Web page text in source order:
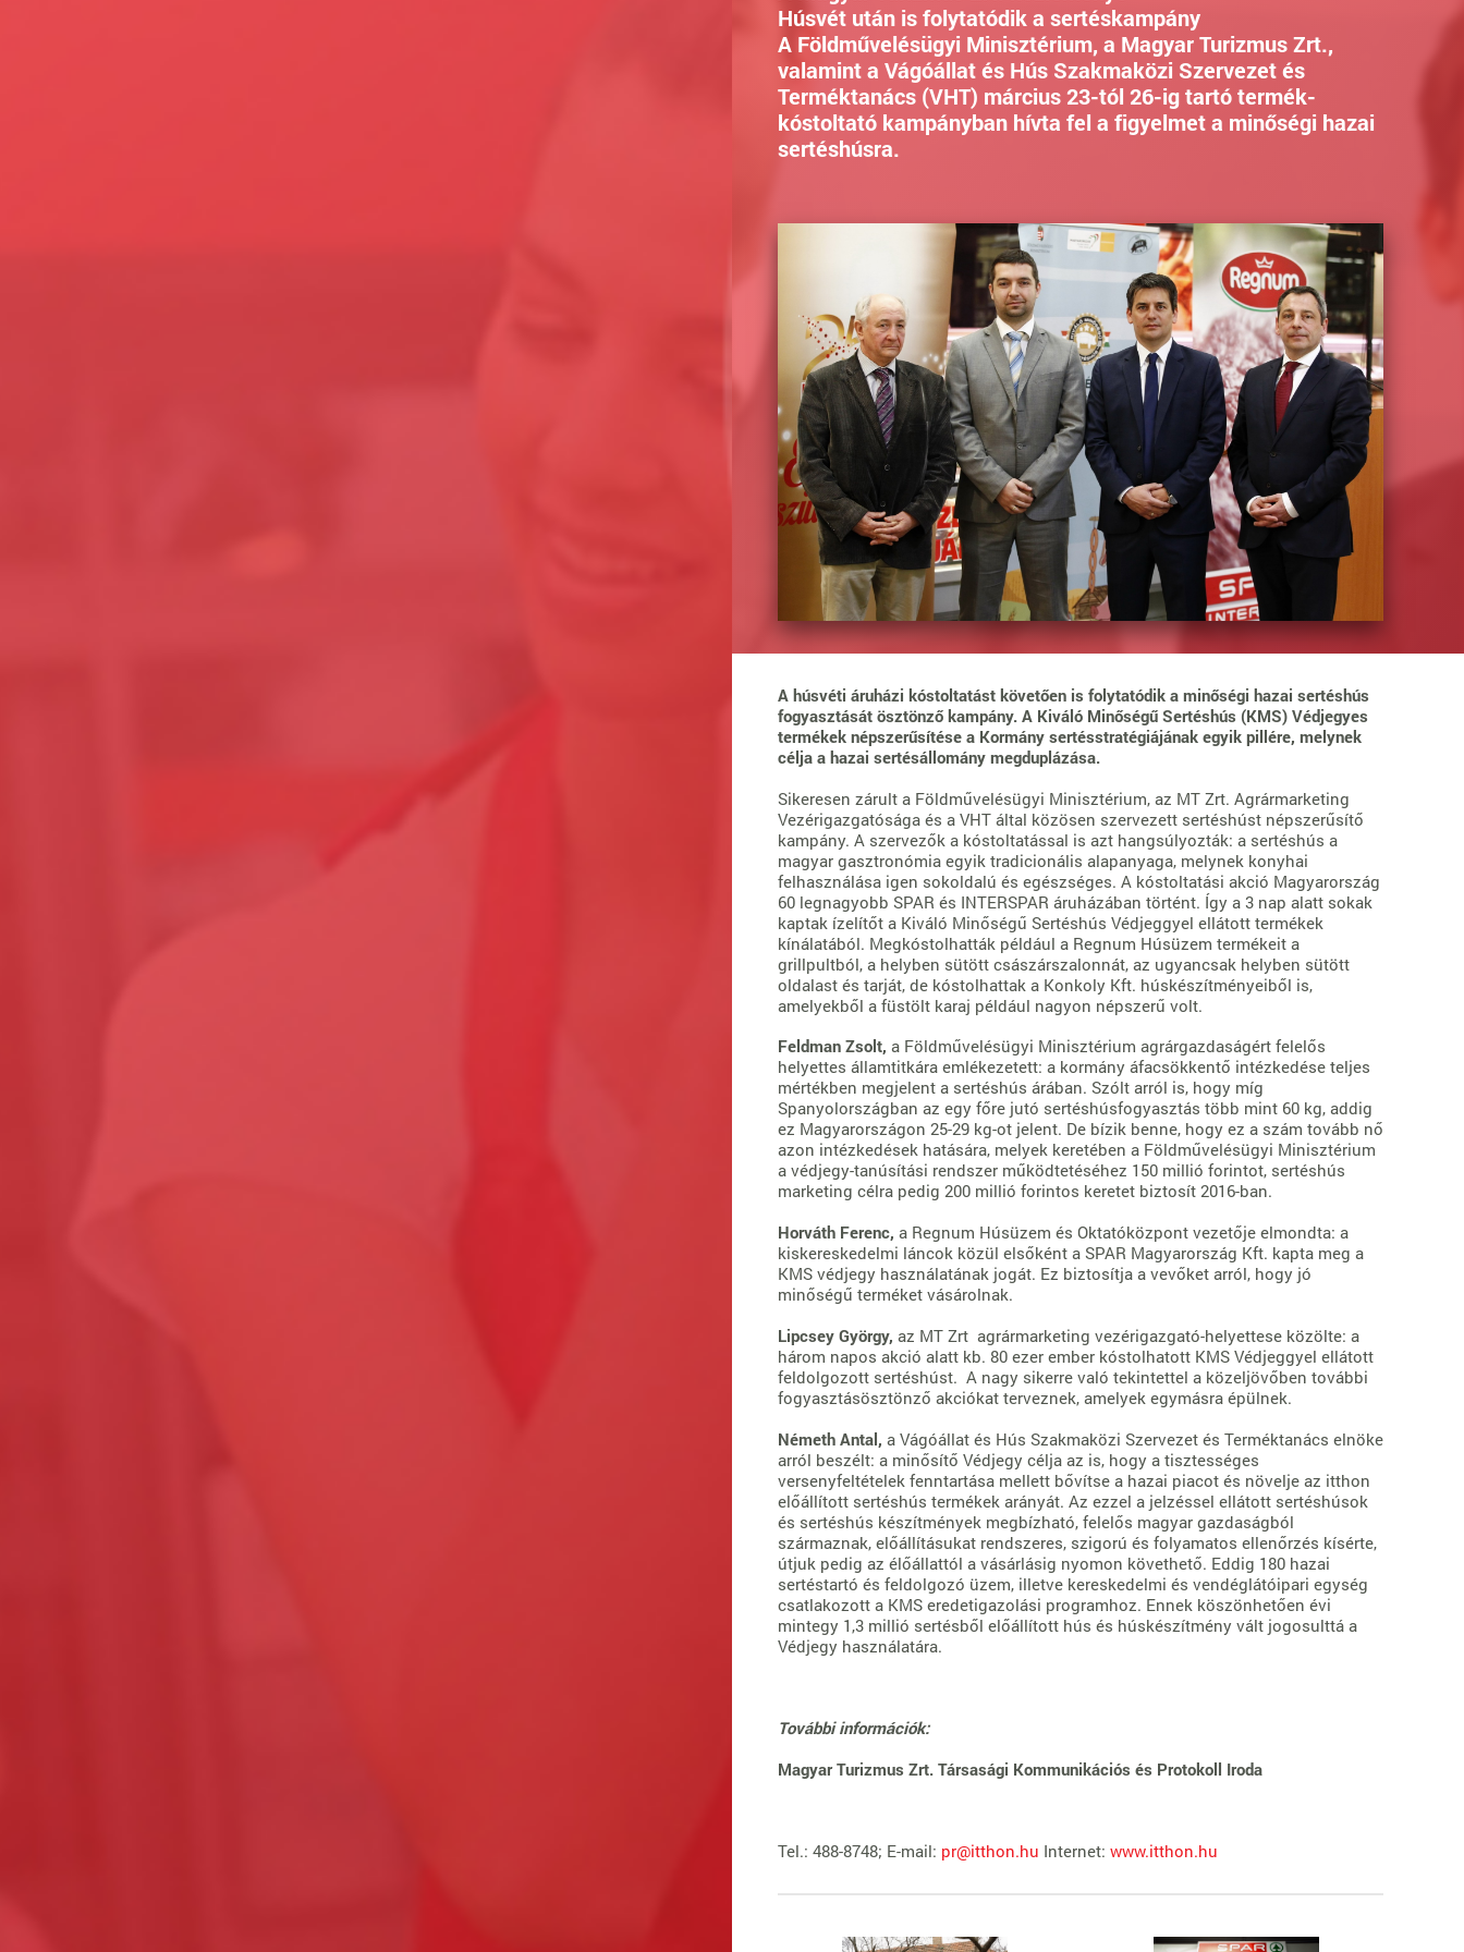
Húsvét után is folytatódik a sertéskampány
A Földművelésügyi Minisztérium, a Magyar Turizmus Zrt.,
valamint a Vágóállat és Hús Szakmaközi Szervezet és
Terméktanács (VHT) március 23-tól 26-ig tartó termék-
kóstoltató kampányban hívta fel a figyelmet a minőségi hazai
sertéshúsra.
A húsvéti áruházi kóstoltatást követően is folytatódik a minőségi hazai sertéshús
fogyasztását ösztönző kampány. A Kiváló Minőségű Sertéshús (KMS) Védjegyes
termékek népszerűsítése a Kormány sertésstratégiájának egyik pillére, melynek
célja a hazai sertésállomány megduplázása.
Sikeresen zárult a Földművelésügyi Minisztérium, az MT Zrt. Agrármarketing
Vezérigazgatósága és a VHT által közösen szervezett sertéshúst népszerűsítő
kampány. A szervezők a kóstoltatással is azt hangsúlyozták: a sertéshús a
magyar gasztronómia egyik tradicionális alapanyaga, melynek konyhai
felhasználása igen sokoldalú és egészséges. A kóstoltatási akció Magyarország
60 legnagyobb SPAR és INTERSPAR áruházában történt. Így a 3 nap alatt sokak
kaptak ízelítőt a Kiváló Minőségű Sertéshús Védjeggyel ellátott termékek
kínálatából. Megkóstolhatták például a Regnum Húsüzem termékeit a
grillpultból, a helyben sütött császárszalonnát, az ugyancsak helyben sütött
oldalast és tarját, de kóstolhattak a Konkoly Kft. húskészítményeiből is,
amelyekből a füstölt karaj például nagyon népszerű volt.
Feldman Zsolt, a Földművelésügyi Minisztérium agrárgazdaságért felelős
helyettes államtitkára emlékezetett: a kormány áfacsökkentő intézkedése teljes
mértékben megjelent a sertéshús árában. Szólt arról is, hogy míg
Spanyolországban az egy főre jutó sertéshúsfogyasztás több mint 60 kg, addig
ez Magyarországon 25-29 kg-ot jelent. De bízik benne, hogy ez a szám tovább nő
azon intézkedések hatására, melyek keretében a Földművelésügyi Minisztérium
a védjegy-tanúsítási rendszer működtetéséhez 150 millió forintot, sertéshús
marketing célra pedig 200 millió forintos keretet biztosít 2016-ban.
Horváth Ferenc, a Regnum Húsüzem és Oktatóközpont vezetője elmondta: a
kiskereskedelmi láncok közül elsőként a SPAR Magyarország Kft. kapta meg a
KMS védjegy használatának jogát. Ez biztosítja a vevőket arról, hogy jó
minőségű terméket vásárolnak.
Lipcsey György, az MT Zrt agrármarketing vezérigazgató-helyettese közölte: a
három napos akció alatt kb. 80 ezer ember kóstolhatott KMS Védjeggyel ellátott
feldolgozott sertéshúst. A nagy sikerre való tekintettel a közeljövőben további
fogyasztásösztönző akciókat terveznek, amelyek egymásra épülnek.
Németh Antal, a Vágóállat és Hús Szakmaközi Szervezet és Terméktanács elnöke
arról beszélt: a minősítő Védjegy célja az is, hogy a tisztességes
versenyfeltételek fenntartása mellett bővítse a hazai piacot és növelje az itthon
előállított sertéshús termékek arányát. Az ezzel a jelzéssel ellátott sertéshúsok
és sertéshús készítmények megbízható, felelős magyar gazdaságból
származnak, előállításukat rendszeres, szigorú és folyamatos ellenőrzés kísérte,
útjuk pedig az élőállattól a vásárlásig nyomon követhető. Eddig 180 hazai
sertéstartó és feldolgozó üzem, illetve kereskedelmi és vendéglátóipari egység
csatlakozott a KMS eredetigazolási programhoz. Ennek köszönhetően évi
mintegy 1,3 millió sertésből előállított hús és húskészítmény vált jogosulttá a
Védjegy használatára.
További információk:
Magyar Turizmus Zrt. Társasági Kommunikációs és Protokoll Iroda
Tel.: 488-8748; E-mail: pr@itthon.hu Internet: www.itthon.hu